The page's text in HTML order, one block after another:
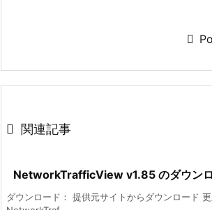

 関連記事
NetworkTrafficView v1.85 のダウン
ダウンロード： 提供元サイトからダウンロード 更